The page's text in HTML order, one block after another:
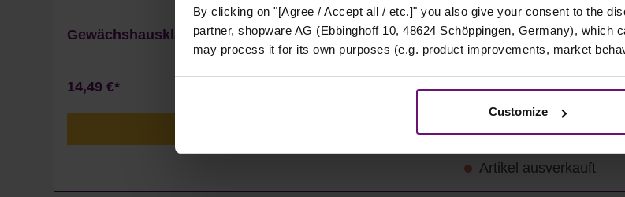
By clicking on "[Agree / Accept all / etc.]" you also give your consent to the
partner, shopware AG (Ebbinghoff 10, 48624 Schöppingen, Germany), which
may process it for its own purposes (e.g. product improvements, market
Customize
Gewächshausklammern 4 bis 10 mm - 100 Stück
14,49 €*
Artikel ausverkauft